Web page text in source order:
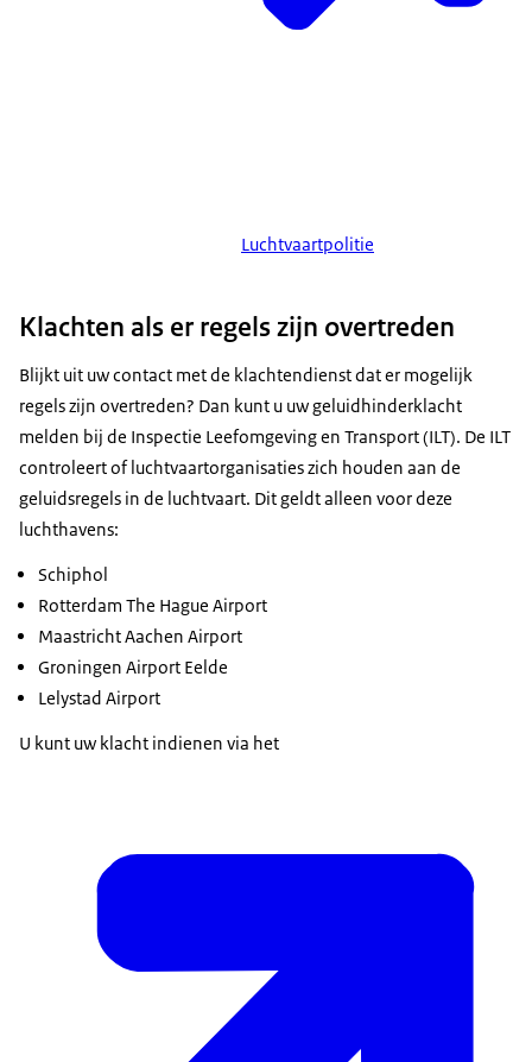
Luchtvaartpolitie
Klachten als er regels zijn overtreden
Blijkt uit uw contact met de klachtendienst dat er mogelijk
regels zijn overtreden? Dan kunt u uw geluidhinderklacht
melden bij de Inspectie Leefomgeving en Transport (ILT). De ILT
controleert of luchtvaartorganisaties zich houden aan de
geluidsregels in de luchtvaart. Dit geldt alleen voor deze
luchthavens:
Schiphol
Rotterdam The Hague Airport
Maastricht Aachen Airport
Groningen Airport Eelde
Lelystad Airport
U kunt uw klacht indienen via het